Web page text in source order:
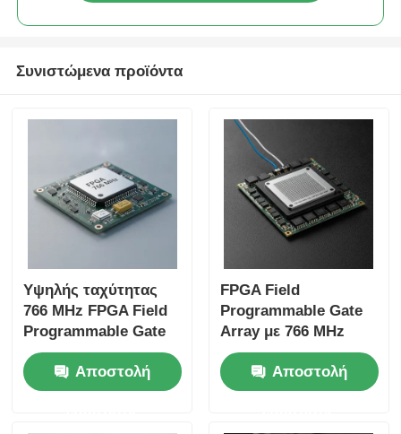
Συνιστώμενα προϊόντα
Υψηλής ταχύτητας
766 MHz FPGA Field
Programmable Gate
Array με 22uF
Tantalum Capacitor
και 6
Αποστολή
FPGA Field
Programmable Gate
Array με 766 MHz
Μέγιστη συχνότητα
ρολογιού 229 Kbit
Διανεμημένη μνήμη
Αποστολή